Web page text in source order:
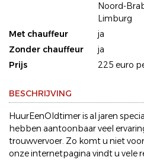
Noord-
Limburg
Met chauffeur
ja
Zonder chauffeur
ja
Prijs
225 euro
BESCHRIJVING
HuurEenOldtimer is al jaren
hebben aantoonbaar veel
trouwvervoer. Zo komt u niet
onze internetpagina vindt u vele